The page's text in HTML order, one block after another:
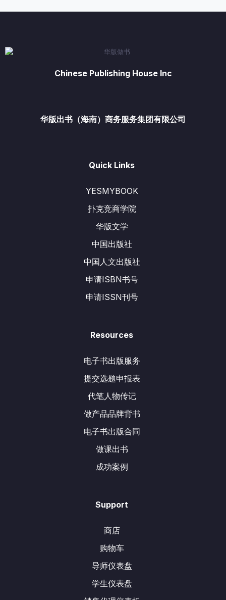
Chinese Publishing House Inc
华版出书（海南）商务服务集团有限公司
Quick Links
YESMYBOOK
扑克竞商学院
华版文学
中国出版社
中国人文出版社
申请ISBN书号
申请ISSN刊号
Resources
电子书出版服务
提交选题申报表
代笔人物传记
做产品品牌背书
电子书出版合同
做课出书
成功案例
Support
商店
购物车
导师仪表盘
学生仪表盘